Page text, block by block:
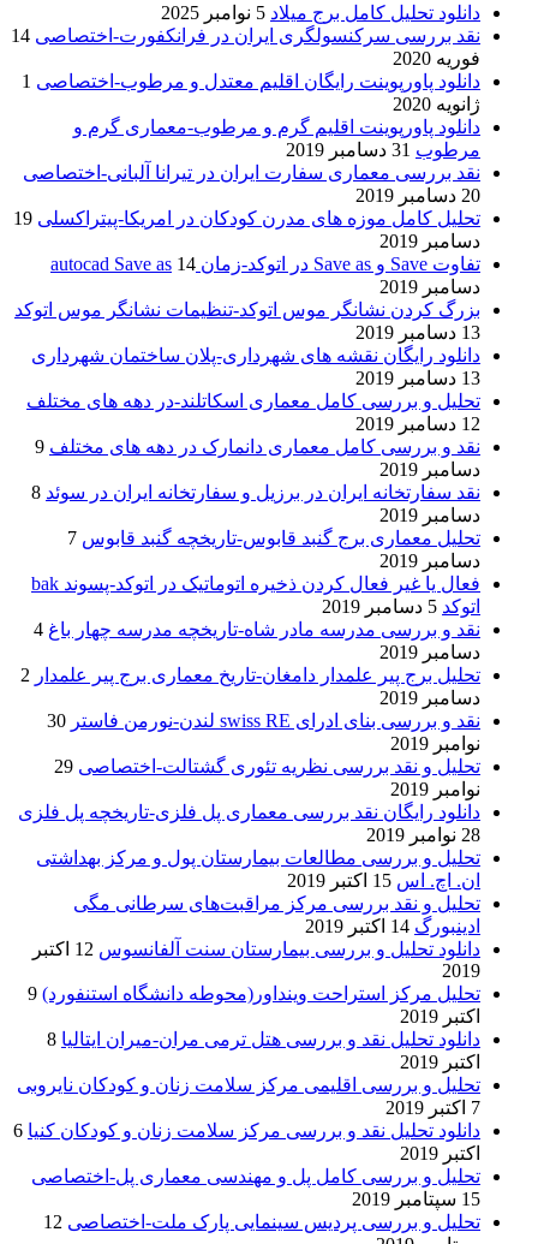
دانلود تحلیل کامل برج میلاد 5 نوامبر 2025
نقد بررسی سرکنسولگری ایران در فرانکفورت-اختصاصی 14
فوریه 2020
دانلود پاورپوینت رایگان اقلیم معتدل و مرطوب-اختصاصی 1
ژانویه 2020
دانلود پاورپوینت اقلیم گرم و مرطوب-معماری گرم و
مرطوب 31 دسامبر 2019
نقد بررسی معماری سفارت ایران در تیرانا آلبانی-اختصاصی
20 دسامبر 2019
تحلیل کامل موزه های مدرن کودکان در امریکا-پیتراکسلی 19
دسامبر 2019
تفاوت Save و Save as در اتوکد-زمان autocad Save as
14
دسامبر 2019
بزرگ کردن نشانگر موس اتوکد-تنظیمات نشانگر موس اتوکد
13 دسامبر 2019
دانلود رایگان نقشه های شهرداری-پلان ساختمان شهرداری
13 دسامبر 2019
تحلیل و بررسی کامل معماری اسکاتلند-در دهه های مختلف
12 دسامبر 2019
نقد و بررسی کامل معماری دانمارک در دهه های مختلف 9
دسامبر 2019
نقد سفارتخانه ایران در برزیل و سفارتخانه ایران در سوئد 8
دسامبر 2019
تحلیل معماری برج گنبد قابوس-تاریخچه گنبد قابوس 7
دسامبر 2019
فعال یا غیر فعال کردن ذخیره اتوماتیک در اتوکد-پسوند bak
اتوکد 5 دسامبر 2019
نقد و بررسی مدرسه مادر شاه-تاریخچه مدرسه چهار باغ 4
دسامبر 2019
تحلیل برج پیر علمدار دامغان-تاریخ معماری برج پیر علمدار 2
دسامبر 2019
نقد و بررسی بنای ادرای swiss RE لندن-نورمن فاستر
30
نوامبر 2019
تحلیل و نقد بررسی نظریه تئوری گشتالت-اختصاصی 29
نوامبر 2019
دانلود رایگان نقد بررسی معماری پل فلزی-تاریخچه پل فلزی
28 نوامبر 2019
تحلیل و بررسی مطالعات بیمارستان پول و مرکز بهداشتی
ان. اچ. اس 15 اکتبر 2019
تحلیل و نقد بررسی مرکز مراقبت‌های سرطانی مگی
ادینبورگ 14 اکتبر 2019
دانلود تحلیل و بررسی بیمارستان سنت آلفانسوس
12 اکتبر
2019
تحلیل مرکز استراحت وینداور(محوطه دانشگاه استنفورد) 9
اکتبر 2019
دانلود تحلیل نقد و بررسی هتل ترمی مران-میران ایتالیا 8
اکتبر 2019
تحلیل و بررسی اقلیمی مرکز سلامت زنان و کودکان نایروبی
7 اکتبر 2019
دانلود تحلیل نقد و بررسی مرکز سلامت زنان و کودکان کنیا 6
اکتبر 2019
تحلیل و بررسی کامل پل و مهندسی معماری پل-اختصاصی
15 سپتامبر 2019
تحلیل و بررسی پردیس سینمایی پارک ملت-اختصاصی 12